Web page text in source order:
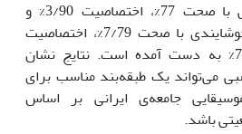
عصبی برای برانگیختگی با صحت 77%، اختصاصیت 3/90% و
حساسیت 77% و برای خوشایندی با صحت 7/79%، اختصاصیت
2/91% و حساسیت 7/79% به دست آمده است. نتایج نشان
می‌تواند یک طبقه‌بند مناسب برای
جامعه‌ی ایرانی بر اساس
باشد.